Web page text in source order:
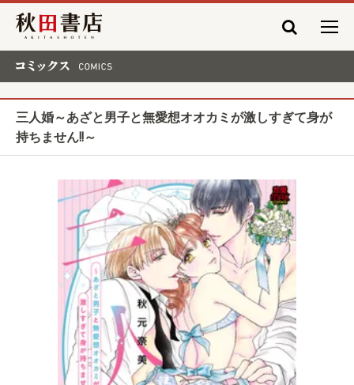
秋田書店
三人婚～あざと男子と無愛想オオカミが激しすぎて身が
持ちません!!～